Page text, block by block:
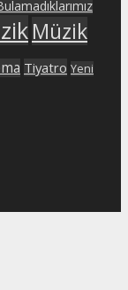
Müzik
Tiyatro Yeni